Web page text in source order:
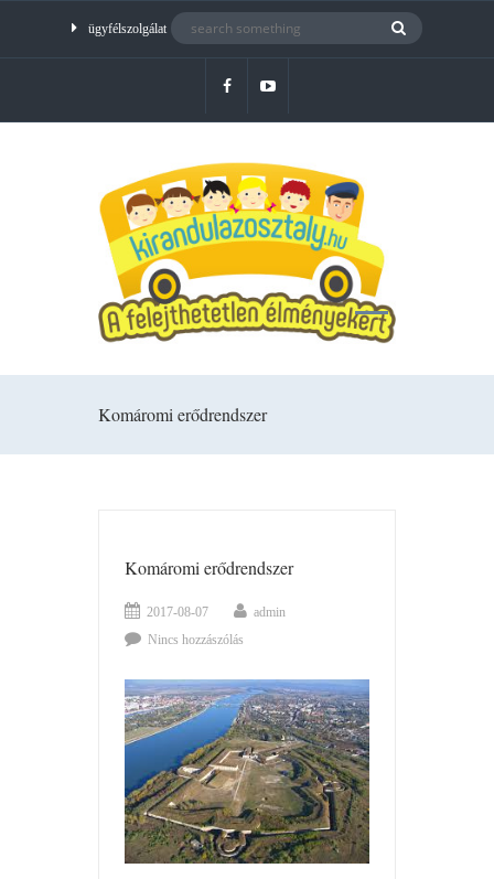
ügyfélszolgálat
Komáromi erődrendszer
Komáromi erődrendszer
2017-08-07
admin
Nincs hozzászólás